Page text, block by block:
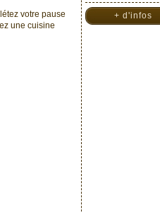
votre pause
une cuisine
+ d'infos